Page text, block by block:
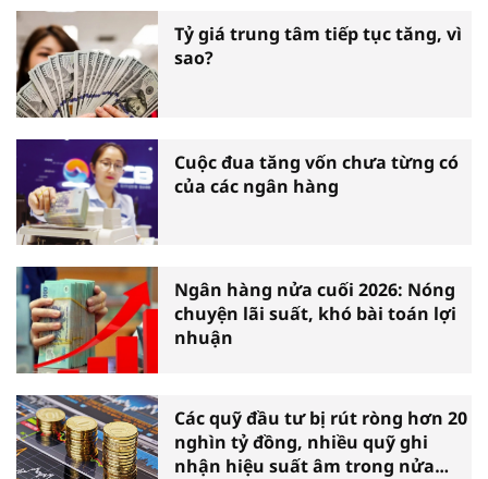
Tỷ giá trung tâm tiếp tục tăng, vì
sao?
Cuộc đua tăng vốn chưa từng có
của các ngân hàng
Ngân hàng nửa cuối 2026: Nóng
chuyện lãi suất, khó bài toán lợi
nhuận
Các quỹ đầu tư bị rút ròng hơn 20
nghìn tỷ đồng, nhiều quỹ ghi
nhận hiệu suất âm trong nửa